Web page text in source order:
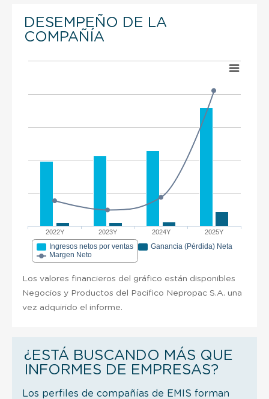
DESEMPEÑO DE LA
COMPAÑÍA
2022Y 2023Y 2024Y 2025Y
Ingresos netos por ventas
Ganancia (Pérdida) Neta
Margen Neto
Los valores financieros del gráfico están disponibles
Negocios y Productos del Pacifico Nepropac S.A. una
vez adquirido el informe.
¿ESTÁ BUSCANDO MÁS QUE
INFORMES DE EMPRESAS?
Los perfiles de compañías de EMIS forman